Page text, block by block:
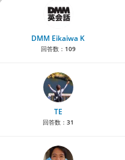
DMM Eikaiwa K
回答数： 109
TE
回答数： 31